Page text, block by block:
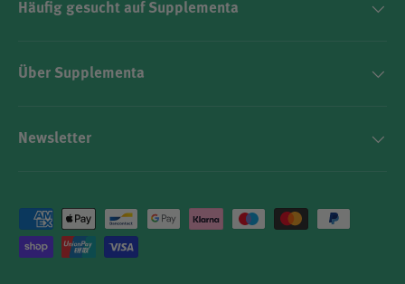
Häufig gesucht auf Supplementa
Über Supplementa
Newsletter
Zahlungsmethoden